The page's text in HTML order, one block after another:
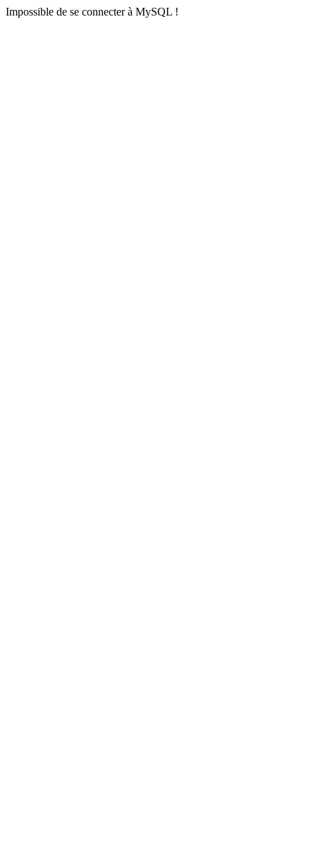
Impossible de se connecter à MySQL !